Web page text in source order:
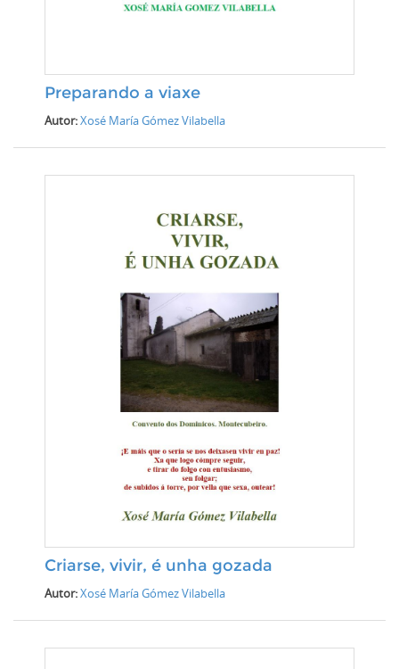
Preparando a viaxe
Autor:Xosé María Gómez Vilabella
Criarse, vivir, é unha gozada
Autor:Xosé María Gómez Vilabella